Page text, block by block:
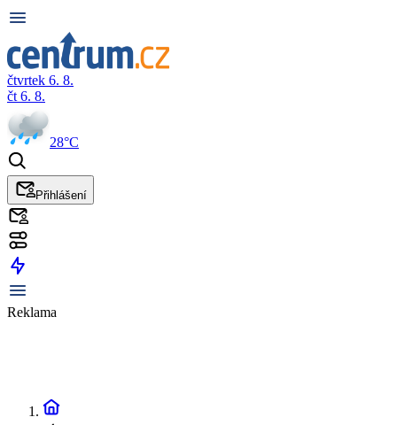
čtvrtek 6. 8.
čt 6. 8.
28°C
Přihlášení
Reklama